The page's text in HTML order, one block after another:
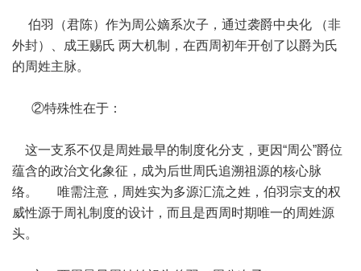
伯羽（君陈）作为周公嫡系次子，通过袭爵中央化 （非
外封）、成王赐氏 两大机制，在西周初年开创了以爵为氏
的周姓主脉。
②特殊性在于：
这一支系不仅是周姓最早的制度化分支，更因“周公”爵位
蕴含的政治文化象征，成为后世周氏追溯祖源的核心脉
络。 唯需注意，周姓实为多源汇流之姓，伯羽宗支的权
威性源于周礼制度的设计，而且是西周时期唯一的周姓源
头。